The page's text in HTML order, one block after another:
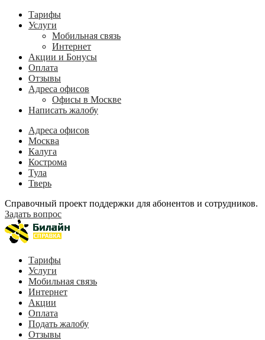
Тарифы
Услуги
Мобильная связь
Интернет
Акции и Бонусы
Оплата
Отзывы
Адреса офисов
Офисы в Москве
Написать жалобу
Адреса офисов
Москва
Калуга
Кострома
Тула
Тверь
Справочный проект поддержки для абонентов и сотрудников.
Задать вопрос
Тарифы
Услуги
Мобильная связь
Интернет
Акции
Оплата
Подать жалобу
Отзывы